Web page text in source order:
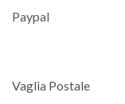
Paypal
Vaglia Postale